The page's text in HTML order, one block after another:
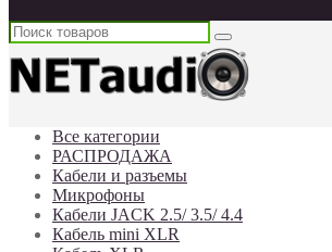
Все категории
РАСПРОДАЖА
Кабели и разъемы
Микрофоны
Кабели JACK 2.5/ 3.5/ 4.4
Кабель mini XLR